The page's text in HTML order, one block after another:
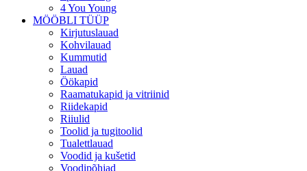
4 You Young
MÖÖBLI TÜÜP
Kirjutuslauad
Kohvilauad
Kummutid
Lauad
Öökapid
Raamatukapid ja vitriinid
Riidekapid
Riiulid
Toolid ja tugitoolid
Tualettlauad
Voodid ja kušetid
Voodipõhjad